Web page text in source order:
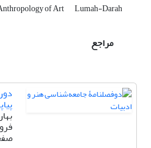
of Art Lumah-Darah
مراجع